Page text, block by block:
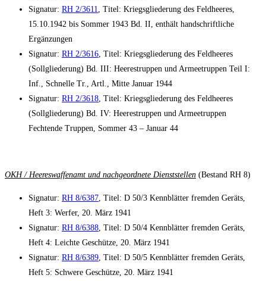
Signatur: RH 2/3611, Titel: Kriegsgliederung des Feldheeres,
15.10.1942 bis Sommer 1943 Bd. II, enthält handschriftliche
Ergänzungen
Signatur: RH 2/3616, Titel: Kriegsgliederung des Feldheeres
(Sollgliederung) Bd. III: Heerestruppen und Armeetruppen Teil I:
Inf., Schnelle Tr., Artl., Mitte Januar 1944
Signatur: RH 2/3618, Titel: Kriegsgliederung des Feldheeres
(Sollgliederung) Bd. IV: Heerestruppen und Armeetruppen
Fechtende Truppen, Sommer 43 – Januar 44
OKH / Heereswaffenamt und nachgeordnete Dienststellen (Bestand RH 8)
Signatur: RH 8/6387, Titel: D 50/3 Kennblätter fremden Geräts,
Heft 3: Werfer, 20. März 1941
Signatur: RH 8/6388, Titel: D 50/4 Kennblätter fremden Geräts,
Heft 4: Leichte Geschütze, 20. März 1941
Signatur: RH 8/6389, Titel: D 50/5 Kennblätter fremden Geräts,
Heft 5: Schwere Geschütze, 20. März 1941